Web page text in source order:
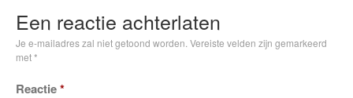
Een reactie achterlaten
Je e-mailadres zal niet getoond worden. Vereiste velden zijn gemarkeerd
met*
Reactie*